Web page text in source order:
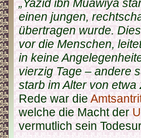
„Yazid ibn Muawiya
einen jungen,
übertragen wurde.
vor die Menschen,
in keine
vierzig Tage – andere
starb im Alter von
Rede war die
welche die Macht der
vermutlich sein